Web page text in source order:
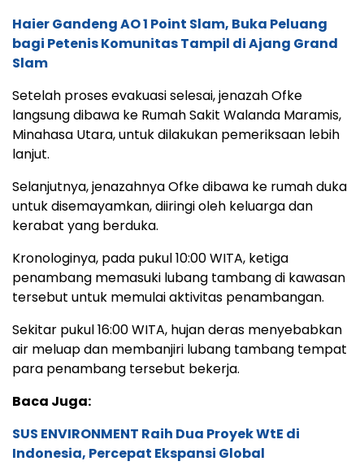
Haier Gandeng AO 1 Point Slam, Buka Peluang
bagi Petenis Komunitas Tampil di Ajang Grand
Slam
Setelah proses evakuasi selesai, jenazah Ofke
langsung dibawa ke Rumah Sakit Walanda Maramis,
Minahasa Utara, untuk dilakukan pemeriksaan lebih
lanjut.
Selanjutnya, jenazahnya Ofke dibawa ke rumah duka
untuk disemayamkan, diiringi oleh keluarga dan
kerabat yang berduka.
Kronologinya, pada pukul 10:00 WITA, ketiga
penambang memasuki lubang tambang di kawasan
tersebut untuk memulai aktivitas penambangan.
Sekitar pukul 16:00 WITA, hujan deras menyebabkan
air meluap dan membanjiri lubang tambang tempat
para penambang tersebut bekerja.
Baca Juga:
SUS ENVIRONMENT Raih Dua Proyek WtE di
Indonesia, Percepat Ekspansi Global